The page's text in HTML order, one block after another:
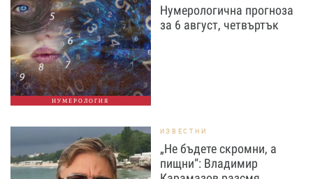
НУМЕРОЛОГИЯ
Нумерологична прогноза
за 6 август, четвъртък
ИЗВЕСТНИ
„Не бъдете скромни, а
пищни“: Владимир